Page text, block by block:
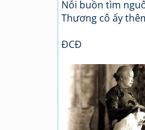
Nỗi buồn tìm
Thương cô ấy
ĐCĐ